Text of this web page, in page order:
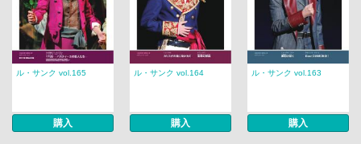
ル・サンク vol.165
購入
ル・サンク vol.164
購入
ル・サンク vol.163
購入